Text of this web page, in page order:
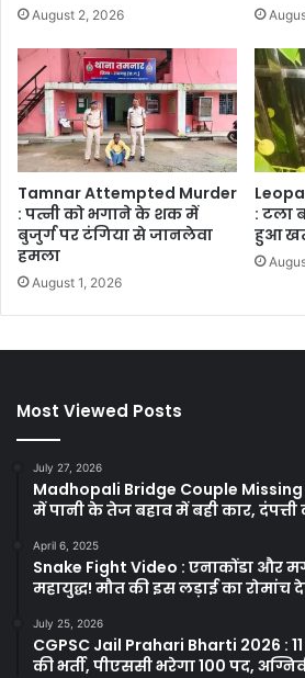
August 2, 2026
Tamnar Attempted Murder
: पत्नी को भगाने के शक में
बुजुर्ग पर टंगिया से जानलेवा
हमला
August 1, 2026
: टला
हुआ
Most Viewed Posts
July 27, 2026
Madhopali Bridge Couple Missing
में पानी के तेज बहाव में बही कार, दंपत्ती
April 6, 2025
Snake Fight Video : एनाकोंडा और
महायुद्ध! मौत की इस लड़ाई का रोमांच
July 25, 2026
CGPSC Jail Prahari Bharti 2026 :
की भर्ती, पीएससी भरेगा 100 पद,